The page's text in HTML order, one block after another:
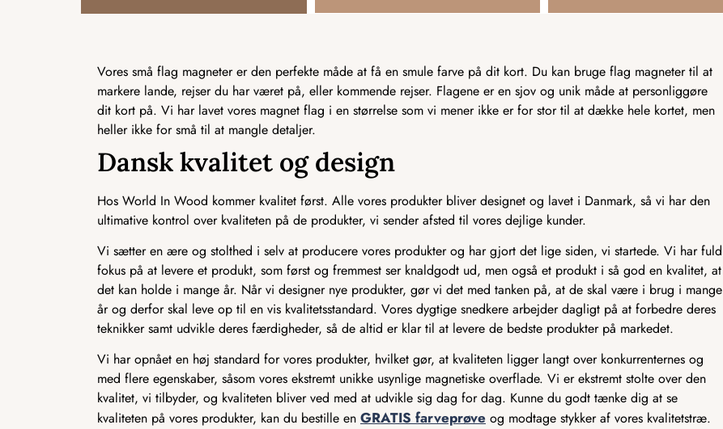
Vores små flag magneter er den perfekte måde at få en smule farve på dit kort. Du kan bruge flag magneter til at
markere lande, rejser du har været på, eller kommende rejser. Flagene er en sjov og unik måde at personliggøre
dit kort på. Vi har lavet vores magnet flag i en størrelse som vi mener ikke er for stor til at dække hele kortet, men
heller ikke for små til at mangle detaljer.
Dansk kvalitet og design
Hos World In Wood kommer kvalitet først. Alle vores produkter bliver designet og lavet i Danmark, så vi har den
ultimative kontrol over kvaliteten på de produkter, vi sender afsted til vores dejlige kunder.
Vi sætter en ære og stolthed i selv at producere vores produkter og har gjort det lige siden, vi startede. Vi har fuld
fokus på at levere et produkt, som først og fremmest ser knaldgodt ud, men også et produkt i så god en kvalitet, at
det kan holde i mange år. Når vi designer nye produkter, gør vi det med tanken på, at de skal være i brug i mange
år og derfor skal leve op til en vis kvalitetsstandard. Vores dygtige snedkere arbejder dagligt på at forbedre deres
teknikker samt udvikle deres færdigheder, så de altid er klar til at levere de bedste produkter på markedet.
Vi har opnået en høj standard for vores produkter, hvilket gør, at kvaliteten ligger langt over konkurrenternes og
med flere egenskaber, såsom vores ekstremt unikke usynlige magnetiske overflade. Vi er ekstremt stolte over den
kvalitet, vi tilbyder, og kvaliteten bliver ved med at udvikle sig dag for dag. Kunne du godt tænke dig at se
kvaliteten på vores produkter, kan du bestille en GRATIS farveprøve og modtage stykker af vores kvalitetstræ.